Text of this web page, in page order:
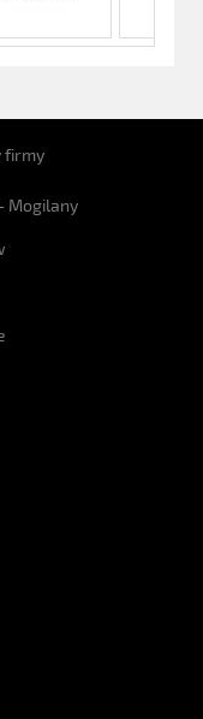
firmy
Mogilany